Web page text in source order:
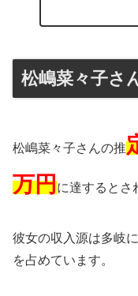
松嶋菜々子さ
松嶋菜々子さんの推
万円に達するとさ
彼女の収入源は多岐
を占めています。